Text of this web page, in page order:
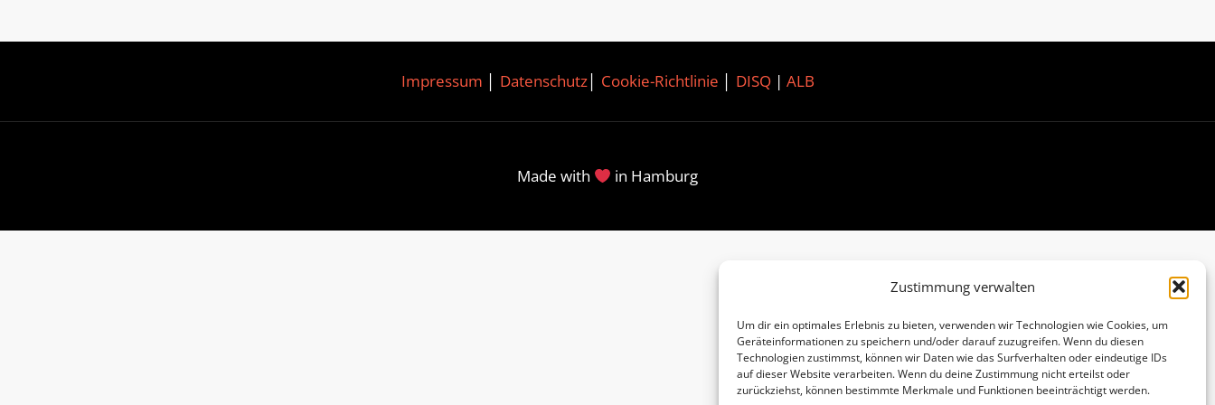
Zustimmung verwalten
Um dir ein optimales Erlebnis zu bieten, verwenden wir Technologien wie Cookies, um
Geräteinformationen zu speichern und/oder darauf zuzugreifen. Wenn du diesen
Technologien zustimmst, können wir Daten wie das Surfverhalten oder eindeutige IDs
auf dieser Website verarbeiten. Wenn du deine Zustimmung nicht erteilst oder
zurückziehst, können bestimmte Merkmale und Funktionen beeinträchtigt werden.
Impressum Datenschutz│ Cookie-Richtlinie DISQ| ALB
Made with in Hamburg